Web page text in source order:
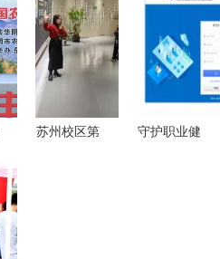
职业攻略
全国率先
苏州校区第
守护职业健